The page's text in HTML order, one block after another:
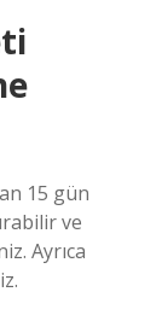
15 gün
ve
Ayrıca